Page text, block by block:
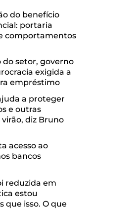
do benefício
portaria
comportamentos
do setor, governo
exigida a
empréstimo
a proteger
e outras
diz Bruno
acesso ao
bancos
reduzida em
estou
que isso. O que